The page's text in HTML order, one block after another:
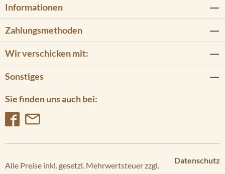
Informationen
Sie finden uns auch bei:
Zahlungsmethoden
Wir verschicken mit:
Sonstiges
Datenschutz
Alle Preise inkl. gesetzl. Mehrwertsteuer zzgl.